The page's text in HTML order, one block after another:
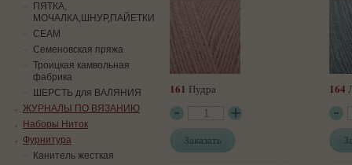
161 Пудра
Заказать
164
ПЯТКА,
МОЧАЛКА,ШНУР,ПАЙЕТКИ
СЕАМ
Семеновская пряжа
Троицкая камвольная
фабрика
ШЕРСТЬ для ВАЛЯНИЯ
ЖУРНАЛЫ ПО ВЯЗАНИЮ
Наборы Ниток
Фурнитура
Канитель жесткая